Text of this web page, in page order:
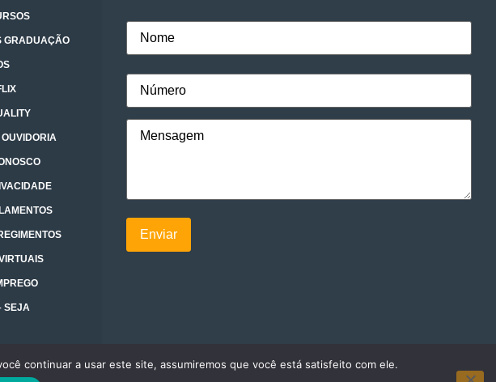
GRADUAÇÃO
OUVIDORIA
SEJA
continuar a usar este site, assumiremos que você está satisfeito com ele.